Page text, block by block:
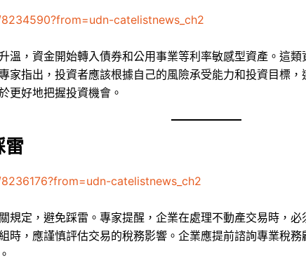
catelistnews_ch2
溫，資金開始轉入債券和公用事業等利率敏感型資產。這
家指出，投資者應該根據自己的風險承受能力和投資目標
更好地把握投資機會。
雷
catelistnews_ch2
規定，避免踩雷。專家提醒，企業在處理不動產交易時，
時，應謹慎評估交易的稅務影響。企業應提前諮詢專業稅